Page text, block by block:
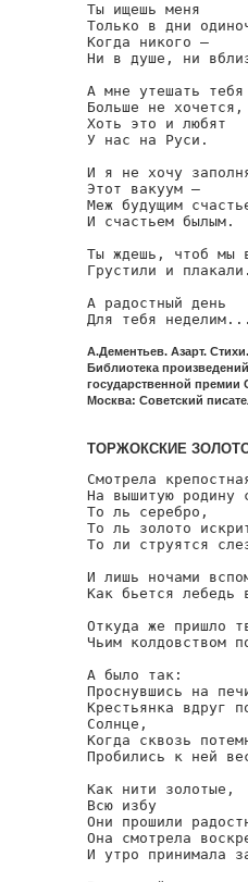
Ты ищешь меня
Только в дни
Когда никого —
Ни в душе, ни
А мне утешать тебя
Больше не хочется,
Хоть это и любят
У нас на Руси.
И я не хочу
Этот вакуум —
Меж будущим
И счастьем былым.
Ты ждешь, чтоб мы
Грустили и плакали.
А радостный день
Для тебя неделим...
А.Дементьев. Азарт. Стихи.
Библиотека
государственной премии
Москва: Советский
ТОРЖОКСКИЕ
Смотрела
На вышитую родину
То ль серебро,
То ль золото
То ли струятся
И лишь ночами
Как бьется лебедь
Откуда же пришло
Чьим колдовством
А было так:
Проснувшись на
Крестьянка вдруг
Солнце,
Когда сквозь
Пробились к ней
Как нити золотые,
Всю избу
Они прошили
Она смотрела
И утро принимала